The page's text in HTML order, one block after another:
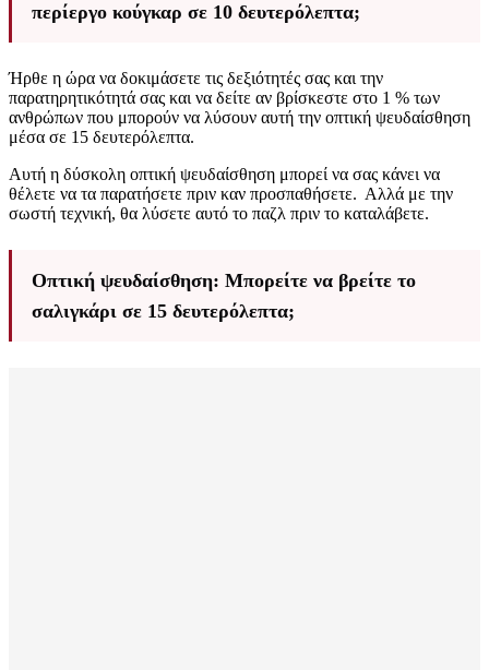
περίεργο κούγκαρ σε 10 δευτερόλεπτα;
Ήρθε η ώρα να δοκιμάσετε τις δεξιότητές σας και την
παρατηρητικότητά σας και να δείτε αν βρίσκεστε στο 1 % των
ανθρώπων που μπορούν να λύσουν αυτή την οπτική ψευδαίσθηση
μέσα σε 15 δευτερόλεπτα.
Αυτή η δύσκολη οπτική ψευδαίσθηση μπορεί να σας κάνει να
θέλετε να τα παρατήσετε πριν καν προσπαθήσετε. Αλλά με την
σωστή τεχνική, θα λύσετε αυτό το παζλ πριν το καταλάβετε.
Οπτική ψευδαίσθηση: Μπορείτε να βρείτε το
σαλιγκάρι σε 15 δευτερόλεπτα;